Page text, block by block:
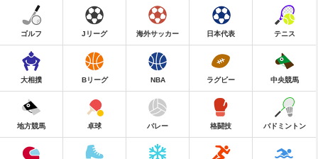
ゴルフ Jリーグ 海外サッカー 日本代表 テニス
大相撲 Bリーグ NBA ラグビー 中央競馬
地方競馬 卓球 バレー 格闘技 バドミントン